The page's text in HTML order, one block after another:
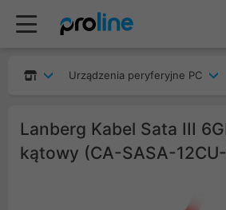
Urządzenia peryferyjne PC
Lanberg Kabel Sata III
kątowy (CA-SASA-